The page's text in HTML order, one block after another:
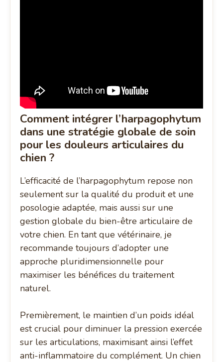
Comment intégrer l’harpagophytum
dans une stratégie globale de soin
pour les douleurs articulaires du
chien ?
L’efficacité de l’harpagophytum repose non
seulement sur la qualité du produit et une
posologie adaptée, mais aussi sur une
gestion globale du bien-être articulaire de
votre chien. En tant que vétérinaire, je
recommande toujours d’adopter une
approche pluridimensionnelle pour
maximiser les bénéfices du traitement
naturel.
Premièrement, le maintien d’un poids idéal
est crucial pour diminuer la pression exercée
sur les articulations, maximisant ainsi l’effet
anti-inflammatoire du complément. Un chien